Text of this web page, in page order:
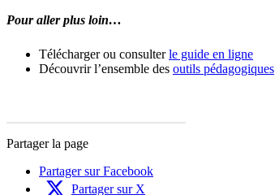
Pour aller plus loin…
Télécharger ou consulterle guide en ligne
Découvrir l’ensemble des outils pédagogiques
Partager la page
Partager sur Facebook
Partager sur X